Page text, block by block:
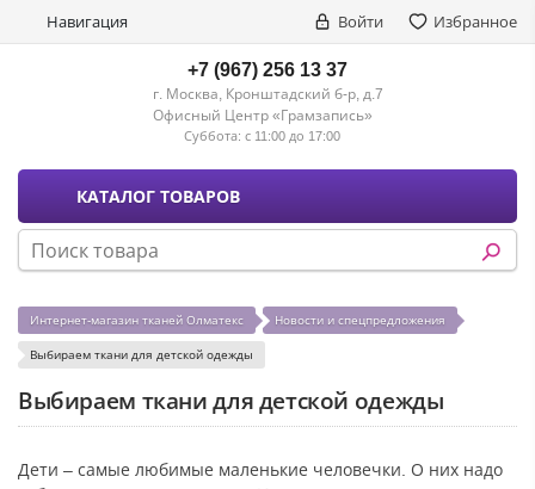
Навигация Войти Избранное
+7 (967) 256 13 37
г. Москва, Кронштадский б-р, д.7
Офисный Центр «Грамзапись»
Суббота: с 11:00 до 17:00
КАТАЛОГ ТОВАРОВ
Интернет-магазин тканей Олматекс Новости и спецпредложения
Выбираем ткани для детской одежды
Выбираем ткани для детской одежды
Дети – самые любимые маленькие человечки. О них надо